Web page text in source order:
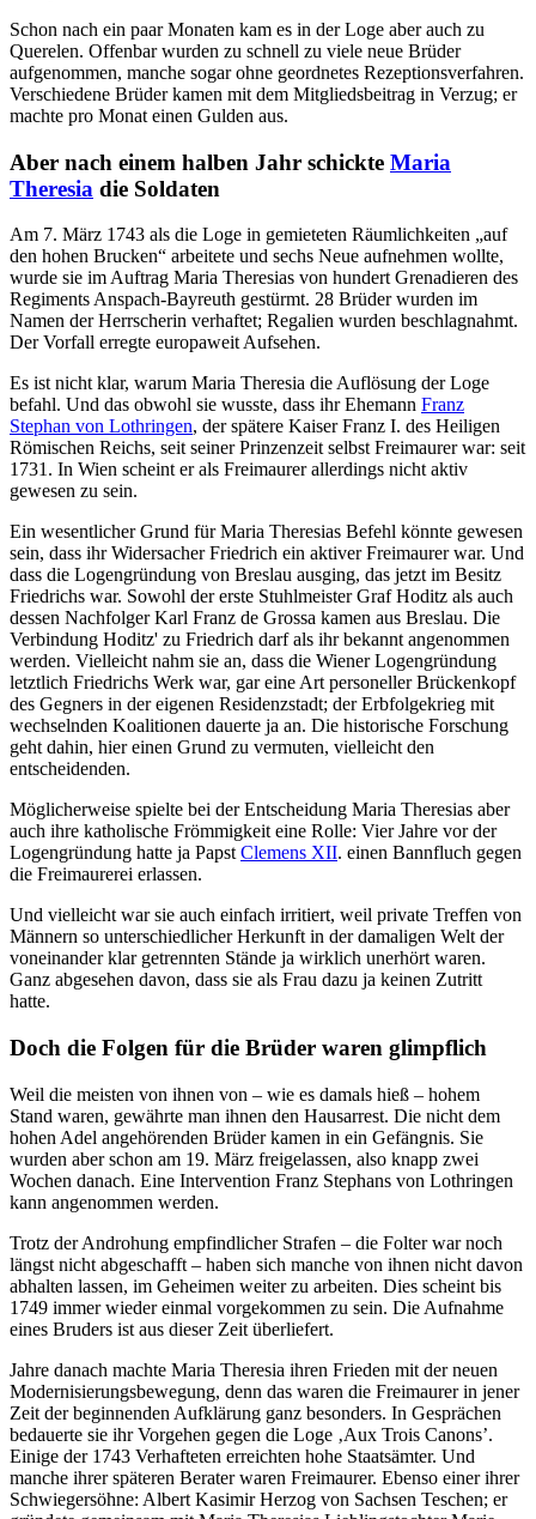
Schon nach ein paar Monaten kam es in der Loge aber auch zu
Querelen. Offenbar wurden zu schnell zu viele neue Brüder
aufgenommen, manche sogar ohne geordnetes Rezeptionsverfahren.
Verschiedene Brüder kamen mit dem Mitgliedsbeitrag in Verzug; er
machte pro Monat einen Gulden aus.
Aber nach einem halben Jahr schickte Maria
Theresia die Soldaten
Am 7. März 1743 als die Loge in gemieteten Räumlichkeiten „auf
den hohen Brucken“ arbeitete und sechs Neue aufnehmen wollte,
wurde sie im Auftrag Maria Theresias von hundert Grenadieren des
Regiments Anspach-Bayreuth gestürmt. 28 Brüder wurden im
Namen der Herrscherin verhaftet; Regalien wurden beschlagnahmt.
Der Vorfall erregte europaweit Aufsehen.
Es ist nicht klar, warum Maria Theresia die Auflösung der Loge
befahl. Und das obwohl sie wusste, dass ihr Ehemann Franz
Stephan von Lothringen, der spätere Kaiser Franz I. des Heiligen
Römischen Reichs, seit seiner Prinzenzeit selbst Freimaurer war: seit
1731. In Wien scheint er als Freimaurer allerdings nicht aktiv
gewesen zu sein.
Ein wesentlicher Grund für Maria Theresias Befehl könnte gewesen
sein, dass ihr Widersacher Friedrich ein aktiver Freimaurer war. Und
dass die Logengründung von Breslau ausging, das jetzt im Besitz
Friedrichs war. Sowohl der erste Stuhlmeister Graf Hoditz als auch
dessen Nachfolger Karl Franz de Grossa kamen aus Breslau. Die
Verbindung Hoditz' zu Friedrich darf als ihr bekannt angenommen
werden. Vielleicht nahm sie an, dass die Wiener Logengründung
letztlich Friedrichs Werk war, gar eine Art personeller Brückenkopf
des Gegners in der eigenen Residenzstadt; der Erbfolgekrieg mit
wechselnden Koalitionen dauerte ja an. Die historische Forschung
geht dahin, hier einen Grund zu vermuten, vielleicht den
entscheidenden.
Möglicherweise spielte bei der Entscheidung Maria Theresias aber
auch ihre katholische Frömmigkeit eine Rolle: Vier Jahre vor der
Logengründung hatte ja Papst Clemens XII. einen Bannfluch gegen
die Freimaurerei erlassen.
Und vielleicht war sie auch einfach irritiert, weil private Treffen von
Männern so unterschiedlicher Herkunft in der damaligen Welt der
voneinander klar getrennten Stände ja wirklich unerhört waren.
Ganz abgesehen davon, dass sie als Frau dazu ja keinen Zutritt
hatte.
Doch die Folgen für die Brüder waren glimpflich
Weil die meisten von ihnen von – wie es damals hieß – hohem
Stand waren, gewährte man ihnen den Hausarrest. Die nicht dem
hohen Adel angehörenden Brüder kamen in ein Gefängnis. Sie
wurden aber schon am 19. März freigelassen, also knapp zwei
Wochen danach. Eine Intervention Franz Stephans von Lothringen
kann angenommen werden.
Trotz der Androhung empfindlicher Strafen – die Folter war noch
längst nicht abgeschafft – haben sich manche von ihnen nicht davon
abhalten lassen, im Geheimen weiter zu arbeiten. Dies scheint bis
1749 immer wieder einmal vorgekommen zu sein. Die Aufnahme
eines Bruders ist aus dieser Zeit überliefert.
Jahre danach machte Maria Theresia ihren Frieden mit der neuen
Modernisierungsbewegung, denn das waren die Freimaurer in jener
Zeit der beginnenden Aufklärung ganz besonders. In Gesprächen
bedauerte sie ihr Vorgehen gegen die Loge ‚Aux Trois Canons’.
Einige der 1743 Verhafteten erreichten hohe Staatsämter. Und
manche ihrer späteren Berater waren Freimaurer. Ebenso einer ihrer
Schwiegersöhne: Albert Kasimir Herzog von Sachsen Teschen; er